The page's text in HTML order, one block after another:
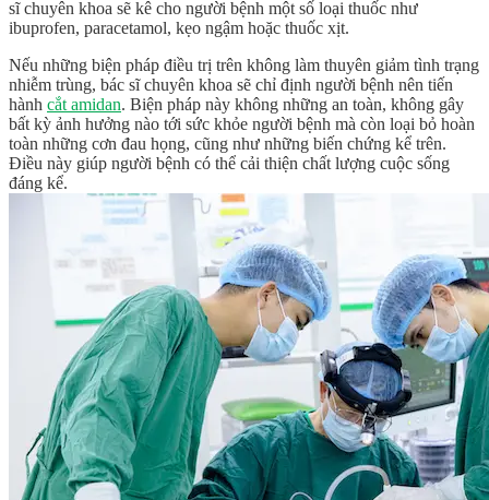
sĩ chuyên khoa sẽ kê cho người bệnh một số loại thuốc như
ibuprofen, paracetamol, kẹo ngậm hoặc thuốc xịt.
Nếu những biện pháp điều trị trên không làm thuyên giảm tình trạng
nhiễm trùng, bác sĩ chuyên khoa sẽ chỉ định người bệnh nên tiến
hành cắt amidan. Biện pháp này không những an toàn, không gây
bất kỳ ảnh hưởng nào tới sức khỏe người bệnh mà còn loại bỏ hoàn
toàn những cơn đau họng, cũng như những biến chứng kể trên.
Điều này giúp người bệnh có thể cải thiện chất lượng cuộc sống
đáng kể.